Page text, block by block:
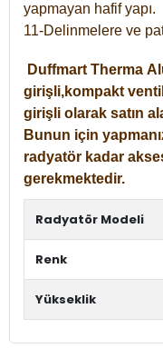
yapmayan hafif yapı.
11-Delinmelere ve
Duffmart Therma
girişli,kompakt
girişli olarak satın
Bunun için
radyatör kadar
gerekmektedir.
Radyatör Modeli
Renk
Yükseklik